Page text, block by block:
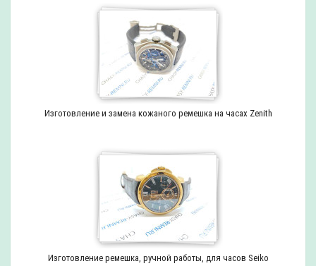
Изготовление и замена кожаного ремешка на часах Zenith
Изготовление ремешка, ручной работы, для часов Seiko